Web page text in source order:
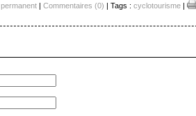
| Commentaires (0) | Tags : cyclotourisme|